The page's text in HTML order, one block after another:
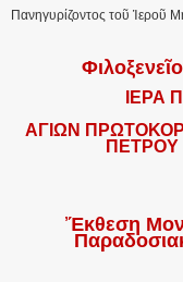
Πανηγυρίζοντος τοῦ Ἱεροῦ
ΙΕΡΑ
ΑΓΙΩΝ
ΠΕΤΡΟΥ
Ἔκθεση